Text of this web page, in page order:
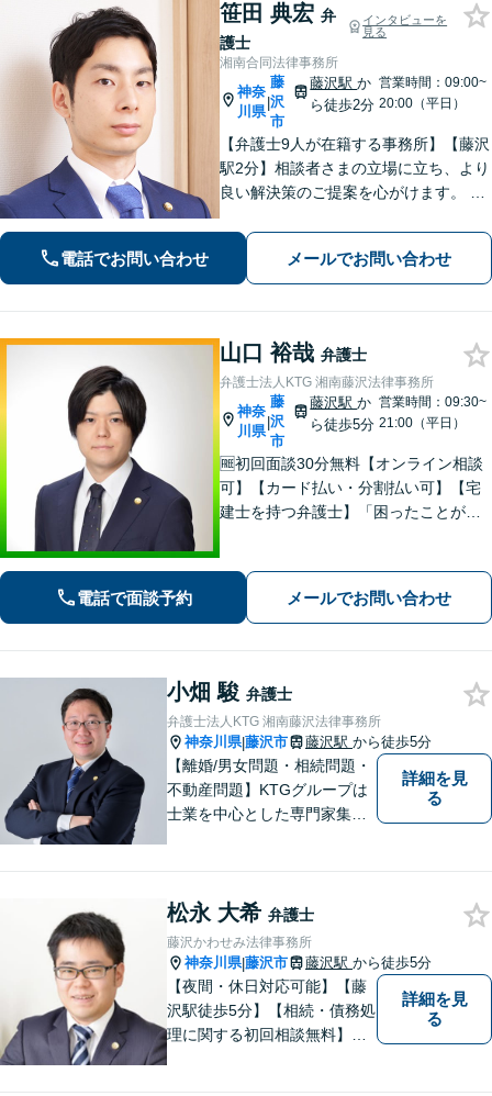
笹田 典宏 弁
護士
インタビューを
見る
湘南合同法律事務所
神奈
川県
|
藤
沢
市
藤沢駅か
ら徒歩2分
営業時間：09:00~
20:00（平日）
【弁護士9人が在籍する事務所】【藤沢
駅2分】相談者さまの立場に立ち、より
良い解決策のご提案を心がけます。 刑
言、 労働・雇用、 企業法務など幅広く
対応できます。お気軽にご相談くださ
い。
電話でお問い合わせ メールでお問い合わせ
山口 裕哉 弁護士
弁護士法人KTG 湘南藤沢法律事務所
神奈
川県
|
藤
沢
市
藤沢駅か
ら徒歩5分
営業時間：09:30~
21:00（平日）
🆓初回面談30分無料【オンライン相談
可】【カード払い・分割払い可】【宅
建士を持つ弁護士】「困ったことがあ
ビスを提供しています。お気軽にご相
談ください。
電話で面談予約 メールでお問い合わせ
小畑 駿 弁護士
弁護士法人KTG 湘南藤沢法律事務所
神奈川県|藤沢市 藤沢駅 から徒歩5分
【離婚/男女問題・相続問題・
不動産問題】KTGグループは
士業を中心とした専門家集団
トップサービスを提供してい
ます。【WEB相談可】【カー
ド払い・分割払い可】
詳細を見
る
松永 大希 弁護士
藤沢かわせみ法律事務所
神奈川県|藤沢市 藤沢駅 から徒歩5分
【夜間・休日対応可能】【藤
沢駅徒歩5分】【相続・債務処
理に関する初回相談無料】お
詳細を見
る